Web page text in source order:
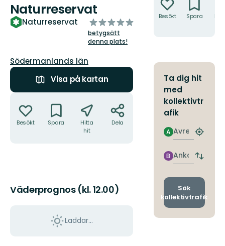
Naturreservat
Naturreservat
av
5
stjärnor
betygsätt
denna plats!
Län:
Södermanlands län
Visa på kartan
Besökt Spara
Hitta
hit
Dela
Väderprognos (kl. 12.00)
Laddar...
Besökt Spara
Ta dig hit
med
kollektivtr
afik
Avresa
A
Hitta
Ankomst
B
Byt
och
Sök
kollektivtrafik